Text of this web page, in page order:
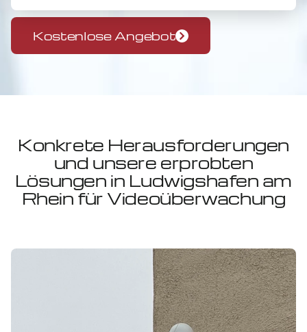
Kostenlose Angebot
Konkrete Herausforderungen
und unsere erprobten
Lösungen in Ludwigshafen am
Rhein für Videoüberwachung